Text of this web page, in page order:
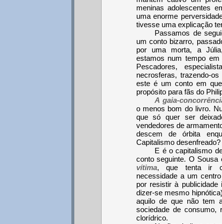
meninas adolescentes
uma enorme
tivesse uma explicação
Passamos de
um conto bizarro,
por uma morta, a
estamos num tempo
Pescadores,
necrosferas, trazendo-
este é um conto em
propósito para fãs do
A gaia-
o menos bom do livro.
que só quer ser
vendedores de
descem de órbita
Capitalismo
E é o capitalismo
conto seguinte. O
vítima, que tenta ir
necessidade a um
por resistir à
dizer-se mesmo
aquilo de que não tem
sociedade de consumo,
clorídrico.